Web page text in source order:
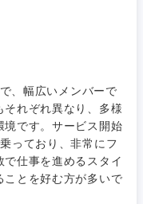
、幅広いメンバーで
れぞれ異なり、多様
境です。サービス開始
っており、非常にフ
仕事を進めるスタイ
ことを好む方が多いで
作、ゲーム
外勤務あり
間休日120日以